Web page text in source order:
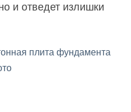
и отведет излишки